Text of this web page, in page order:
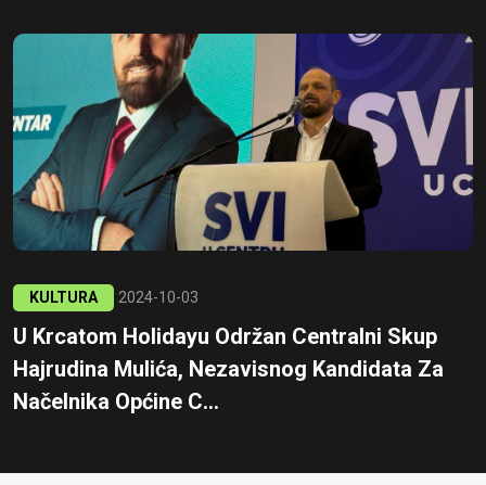
KULTURA 2024-10-03
U Krcatom Holidayu Održan Centralni Skup
Hajrudina Mulića, Nezavisnog Kandidata Za
Načelnika Općine C...